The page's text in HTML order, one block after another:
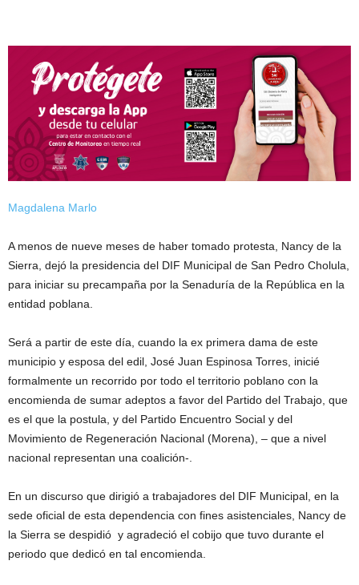
Magdalena Marlo
A menos de nueve meses de haber tomado protesta, Nancy de la
Sierra, dejó la presidencia del DIF Municipal de San Pedro Cholula,
para iniciar su precampaña por la Senaduría de la República en la
entidad poblana.
Será a partir de este día, cuando la ex primera dama de este
municipio y esposa del edil, José Juan Espinosa Torres, inicié
formalmente un recorrido por todo el territorio poblano con la
encomienda de sumar adeptos a favor del Partido del Trabajo, que
es el que la postula, y del Partido Encuentro Social y del
Movimiento de Regeneración Nacional (Morena), – que a nivel
nacional representan una coalición-.
En un discurso que dirigió a trabajadores del DIF Municipal, en la
sede oficial de esta dependencia con fines asistenciales, Nancy de
la Sierra se despidió y agradeció el cobijo que tuvo durante el
periodo que dedicó en tal encomienda.